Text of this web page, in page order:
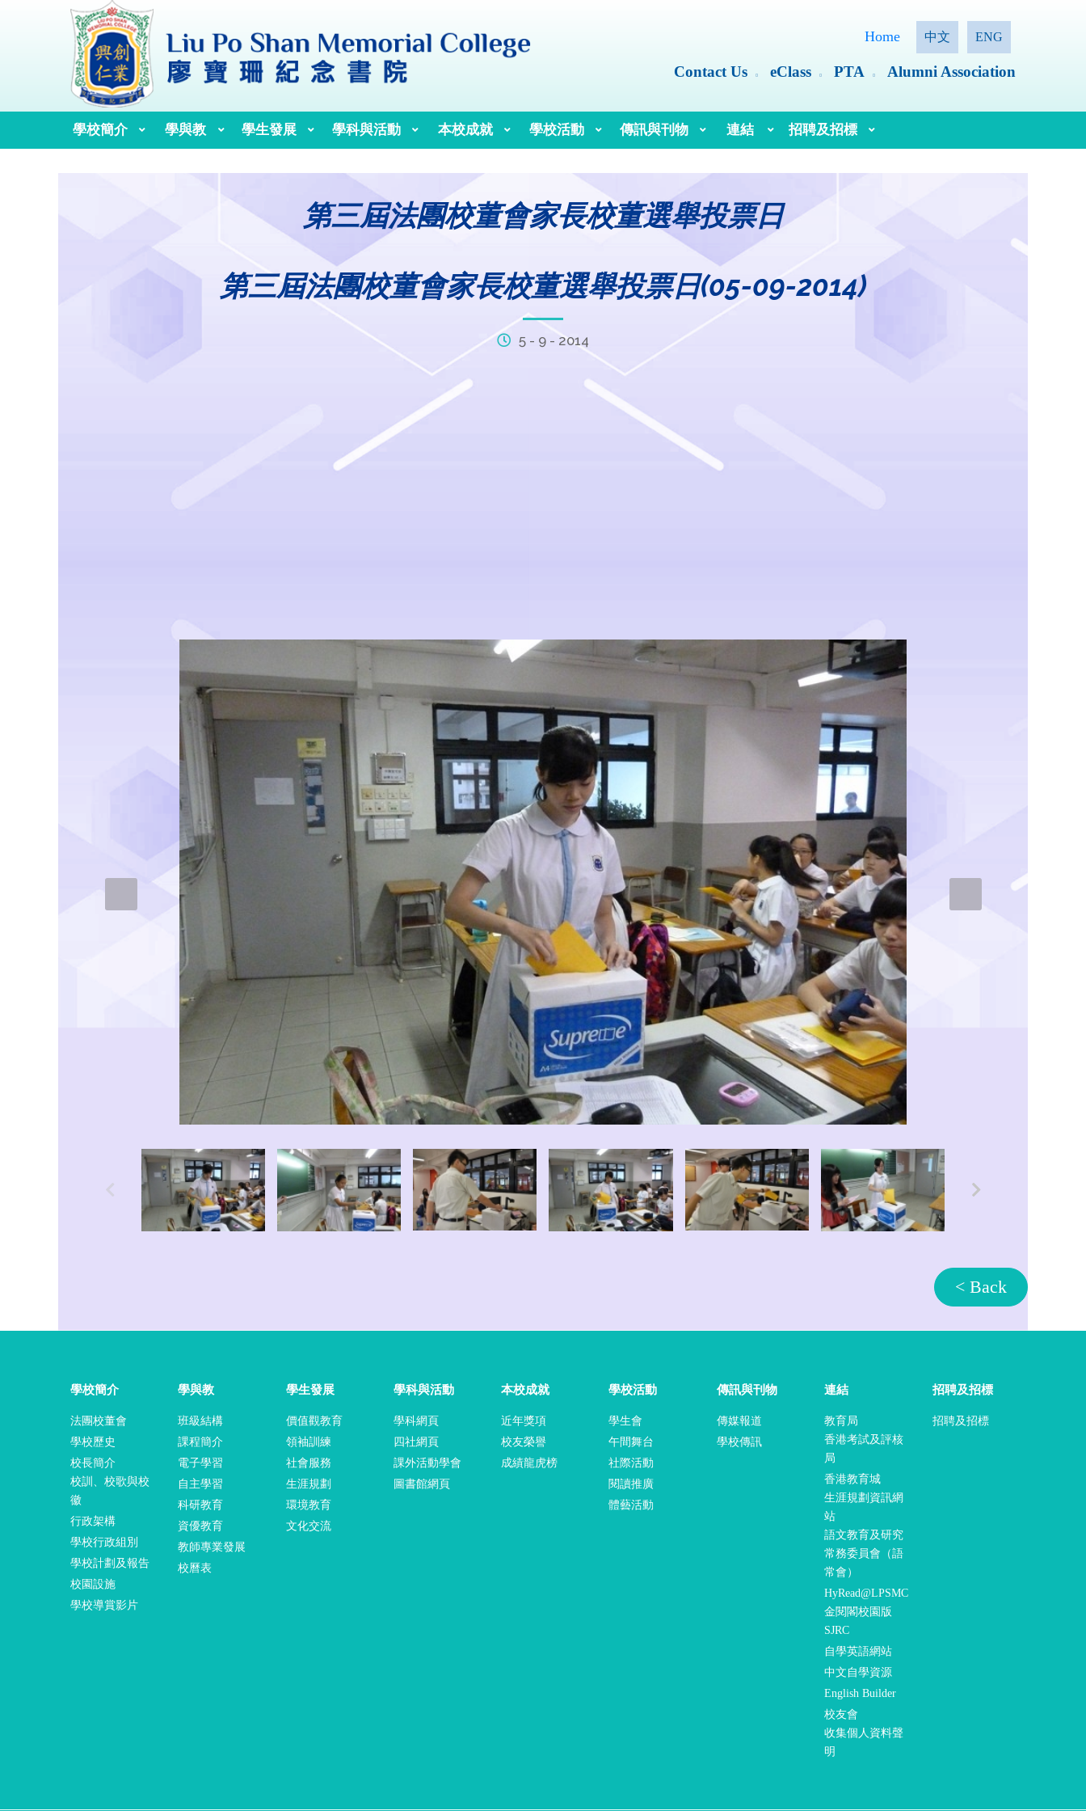
Home 中文 ENG
Contact Us eClass PTA Alumni Association
學校簡介 學與教 學生發展 學科與活動 本校成就 學校活動 傳訊與刊物 連結 招聘及招標
第三屆法團校董會家長校董選舉投票日
第三屆法團校董會家長校董選舉投票日(05-09-2014)
5 - 9 - 2014
< Back
學校簡介
法團校董會
學校歷史
校長簡介
校訓、校歌與校
徽
行政架構
學校行政組別
學校計劃及報告
校園設施
學校導賞影片
學與教
班級結構
課程簡介
電子學習
自主學習
科研教育
資優教育
教師專業發展
校曆表
學生發展
價值觀教育
領袖訓練
社會服務
生涯規劃
環境教育
文化交流
學科與活動
學科網頁
四社網頁
課外活動學會
圖書館網頁
本校成就
近年獎項
校友榮譽
成績龍虎榜
學校活動
學生會
午間舞台
社際活動
閱讀推廣
體藝活動
傳訊與刊物
傳媒報道
學校傳訊
連結
教育局
香港考試及評核
局
香港教育城
生涯規劃資訊網
站
語文教育及研究
常務委員會（語
常會）
HyRead@LPSMC
金閱閣校園版
SJRC
自學英語網站
中文自學資源
English Builder
校友會
收集個人資料聲
明
招聘及招標
招聘及招標